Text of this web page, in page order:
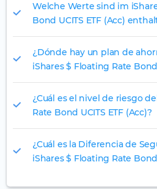
Welche Werte sind im
Bond UCITS ETF (Acc)
¿Dónde hay un plan de
iShares $ Floating Rate Bond
¿Cuál es el nivel de riesgo
Rate Bond UCITS ETF (Acc)?
¿Cuál es la Diferencia de
iShares $ Floating Rate Bond